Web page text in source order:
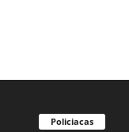
Policiacas